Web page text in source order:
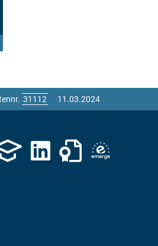
11.03.2024